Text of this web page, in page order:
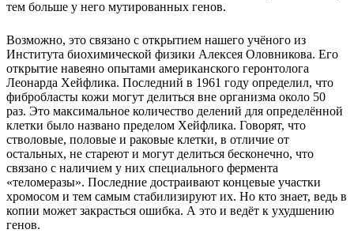
тем больше у него мутированных генов.
Возможно, это связано с открытием нашего учёного из
Института биохимической физики Алексея Оловникова. Его
открытие навеяно опытами американского геронтолога
Леонарда Хейфлика. Последний в 1961 году определил, что
фибробласты кожи могут делиться вне организма около 50
раз. Это максимальное количество делений для определённой
клетки было названо пределом Хейфлика. Говорят, что
стволовые, половые и раковые клетки, в отличие от
остальных, не стареют и могут делиться бесконечно, что
связано с наличием у них специального фермента
«теломеразы». Последние достраивают концевые участки
хромосом и тем самым стабилизируют их. Но кто знает, ведь в
копии может закрасться ошибка. А это и ведёт к ухудшению
генов.